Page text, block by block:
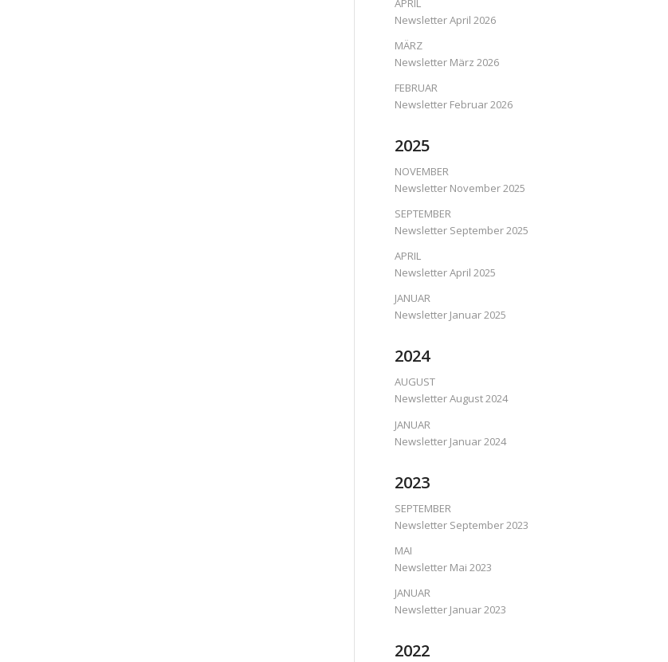
APRIL
Newsletter April 2026
MÄRZ
Newsletter März 2026
FEBRUAR
Newsletter Februar 2026
2025
NOVEMBER
Newsletter November 2025
SEPTEMBER
Newsletter September 2025
APRIL
Newsletter April 2025
JANUAR
Newsletter Januar 2025
2024
AUGUST
Newsletter August 2024
JANUAR
Newsletter Januar 2024
2023
SEPTEMBER
Newsletter September 2023
MAI
Newsletter Mai 2023
JANUAR
Newsletter Januar 2023
2022